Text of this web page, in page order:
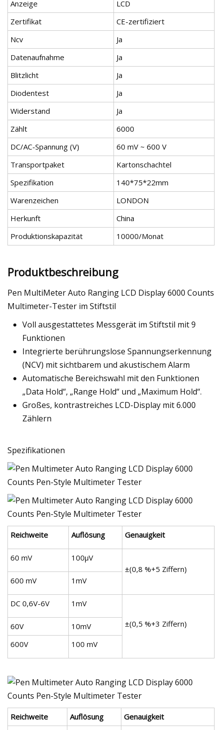
Anzeige
LCD
Zertifikat
CE-zertifiziert
Ncv
Ja
Datenaufnahme
Ja
Blitzlicht
Ja
Diodentest
Ja
Widerstand
Ja
Zählt
6000
DC/AC-Spannung (V)
60 mV ~ 600 V
Transportpaket
Kartonschachtel
Spezifikation
140*75*22mm
Warenzeichen
LONDON
Herkunft
China
Produktionskapazität
10000/Monat
Produktbeschreibung
Pen MultiMeter Auto Ranging LCD Display 6000 Counts
Multimeter-Tester im Stiftstil
Voll ausgestattetes Messgerät im Stiftstil mit 9
Funktionen
Integrierte berührungslose Spannungserkennung
(NCV) mit sichtbarem und akustischem Alarm
Automatische Bereichswahl mit den Funktionen
„Data Hold“, „Range Hold“ und „Maximum Hold“.
Großes, kontrastreiches LCD-Display mit 6.000
Zählern
Spezifikationen
Reichweite Auflösung Genauigkeit
60 mV
100µV
±(0,8 %+5 Ziffern)
600 mV
1mV
DC 0,6V-6V 1mV
±(0,5 %+3 Ziffern)
60V
10mV
600V
100 mV
Reichweite Auflösung
Genauigkeit